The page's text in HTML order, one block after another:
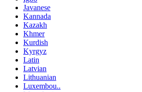
Javanese
Kannada
Kazakh
Khmer
Kurdish
Kyrgyz
Latin
Latvian
Lithuanian
Luxembou..